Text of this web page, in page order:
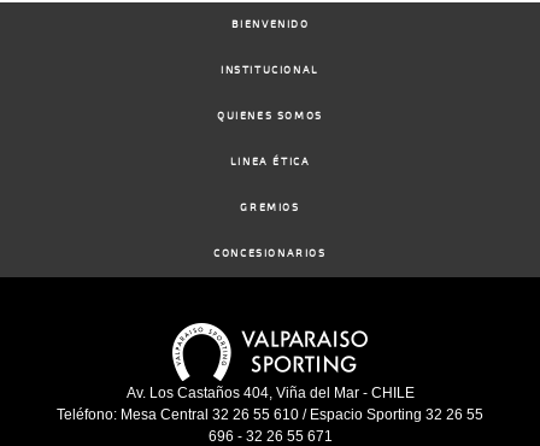
BIENVENIDO
INSTITUCIONAL
QUIENES SOMOS
LINEA ÉTICA
GREMIOS
CONCESIONARIOS
Av. Los Castaños 404, Viña del Mar - CHILE
Teléfono: Mesa Central 32 26 55 610 / Espacio Sporting 32 26 55
696 - 32 26 55 671